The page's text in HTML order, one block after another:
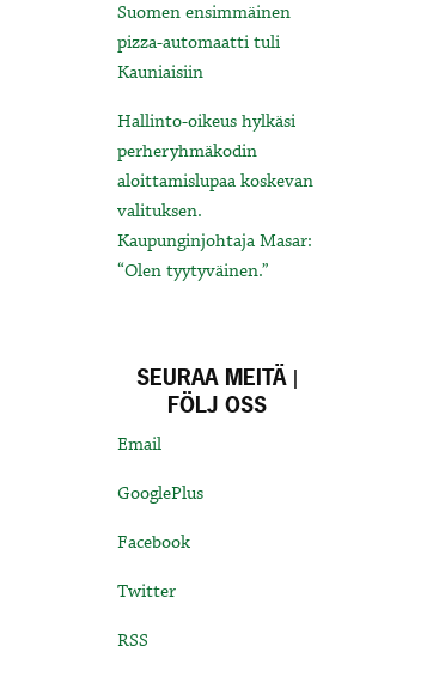
Suomen ensimmäinen
pizza-automaatti tuli
Kauniaisiin
Hallinto-oikeus hylkäsi
perheryhmäkodin
aloittamislupaa koskevan
valituksen.
Kaupunginjohtaja Masar:
“Olen tyytyväinen.”
SEURAA MEITÄ |
FÖLJ OSS
Email
GooglePlus
Facebook
Twitter
RSS